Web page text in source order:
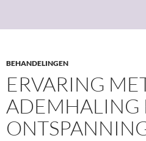
BEHANDELINGEN
ERVARING
ADEMHALING